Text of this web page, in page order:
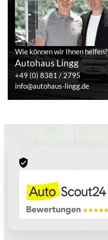
Wie können wir Ihnen helfen?
Autohaus Lingg
+49 (0) 8381 / 2795
info@autohaus-lingg.de